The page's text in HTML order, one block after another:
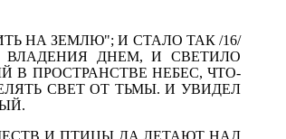
НА ЗЕМЛЮ"; И СТАЛО ТАК /16/
ДНЕМ, И СВЕТИЛО
В ПРОСТРАНСТВЕ НЕБЕС, ЧТО­
СВЕТ ОТ ТЬМЫ. И УВИДЕЛ
И ПТИЦЫ ДА ЛЕТАЮТ НАД